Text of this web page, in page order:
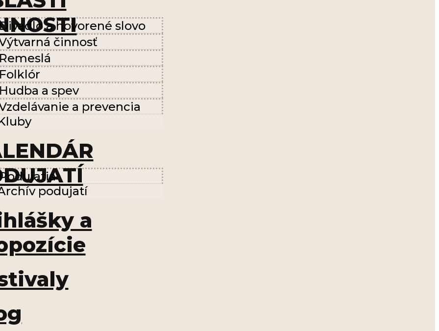
a hovorené slovo
činnosť
Remeslá
Folklór
Hudba a spev
a prevencia
podujatí
a